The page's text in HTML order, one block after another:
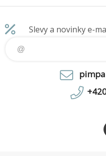
25W White
Slevy a novinky e-